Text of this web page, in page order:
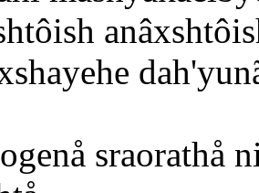
sraorathå